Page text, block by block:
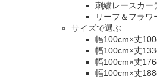
刺繍レースカー
リーフ＆フラワ
サイズで選ぶ
幅100cm×丈
幅100cm×丈
幅100cm×丈
幅100cm×丈